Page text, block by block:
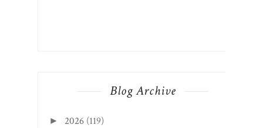
Blog Archive
► 2026 (119)